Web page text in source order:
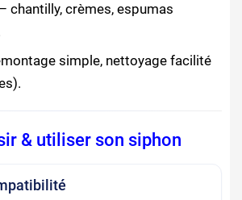
– chantilly, crèmes, espumas
simple, nettoyage facilité
& utiliser son siphon